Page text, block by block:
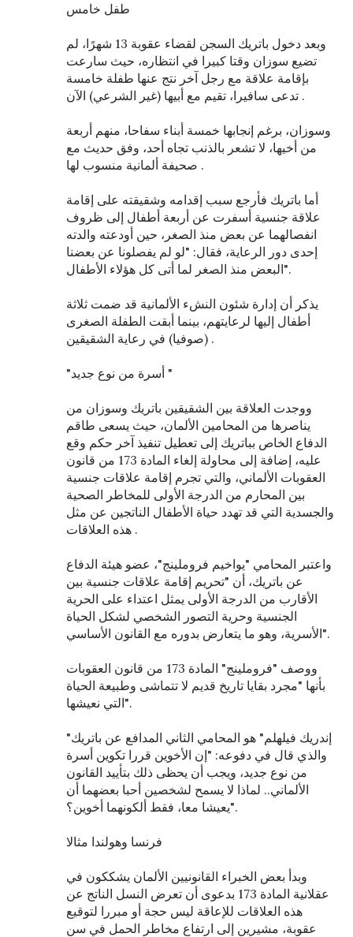
طفل خامس
وبعد دخول باتريك السجن لقضاء عقوبة 13 شهرًا، لم
تضيع سوزان وقتا كبيرا في انتظاره، حيث سارعت
بإقامة علاقة مع رجل آخر نتج عنها طفلة خامسة
تدعى سافيرا، تقيم مع أبيها (غير الشرعي) الآن .
وسوزان، برغم إنجابها خمسة أبناء سفاحا، منهم أربعة
من أخيها، لا تشعر بالذنب تجاه أحد، وفق حديث مع
صحيفة ألمانية منسوب لها .
أما باتريك فأرجع سبب إقدامه وشقيقته على إقامة
علاقة جنسية أسفرت عن أربعة أطفال إلى ظروف
انفصالهما عن بعض منذ الصغر، حين أودعته والدته
إحدى دور الرعاية، فقال: "لو لم يفصلونا عن بعضنا
البعض منذ الصغر لما أتى كل هؤلاء الأطفال".
يذكر أن إدارة شئون النشء الألمانية قد ضمت ثلاثة
أطفال إليها لرعايتهم، بينما أبقت الطفلة الصغرى
(صوفيا) في رعاية الشقيقين .
"أسرة من نوع جديد "
ووجدت العلاقة بين الشقيقين باتريك وسوزان من
يناصرها من المحامين الألمان، حيث يسعى طاقم
الدفاع الخاص بباتريك إلى تعطيل تنفيذ آخر حكم وقع
عليه، إضافة إلى محاولة إلغاء المادة 173 من قانون
العقوبات الألماني، والتي تجرم إقامة علاقات جنسية
بين المحارم من الدرجة الأولى للمخاطر الصحية
والجسدية التي قد تهدد حياة الأطفال الناتجين عن مثل
هذه العلاقات .
واعتبر المحامي "يواخيم فروملينج"، عضو هيئة الدفاع
عن باتريك، أن "تحريم إقامة علاقات جنسية بين
الأقارب من الدرجة الأولى يمثل اعتداء على الحرية
الجنسية وحرية التصور الشخصي لشكل الحياة
الأسرية، وهو ما يتعارض بدوره مع القانون الأساسي".
ووصف "فروملينج" المادة 173 من قانون العقوبات
بأنها "مجرد بقايا تاريخ قديم لا تتماشى وطبيعة الحياة
التي نعيشها".
"إندريك فيلهلم" هو المحامي الثاني المدافع عن باتريك
والذي قال في دفوعه: "إن الأخوين قررا تكوين أسرة
من نوع جديد، ويجب أن يحظى ذلك بتأييد القانون
الألماني.. لماذا لا يسمح لشخصين أحبا بعضهما أن
يعيشا معا، فقط ألكونهما أخوين؟".
فرنسا وهولندا مثالا
وبدأ بعض الخبراء القانونيين الألمان يشككون في
عقلانية المادة 173 بدعوى أن تعرض النسل الناتج عن
هذه العلاقات للإعاقة ليس حجة أو مبررا لتوقيع
عقوبة، مشيرين إلى ارتفاع مخاطر الحمل في سن